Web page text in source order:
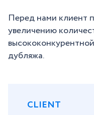
Перед нами клиент
увеличению
дубляжа.
CLIENT